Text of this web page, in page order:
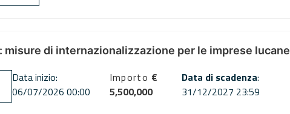
misure di internazionalizzazione per le imprese lucane
Data inizio:
06/07/2026 00:00
Importo €
5,500,000
Data di scadenza:
31/12/2027 23:59